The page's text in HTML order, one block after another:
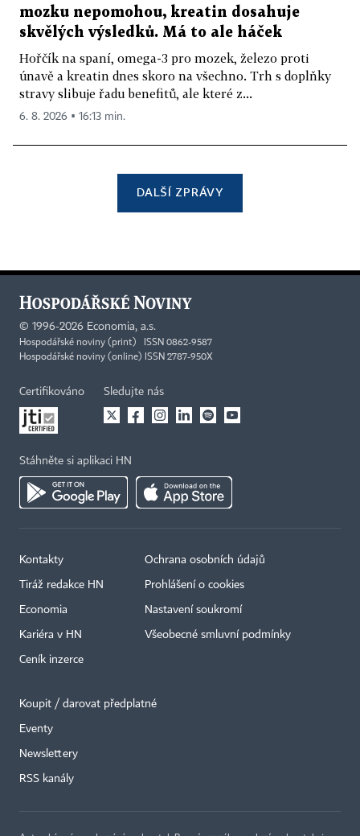
mozku nepomohou, kreatin dosahuje
skvělých výsledků. Má to ale háček
Hořčík na spaní, omega-3 pro mozek, železo proti
únavě a kreatin dnes skoro na všechno. Trh s doplňky
stravy slibuje řadu benefitů, ale které z...
6. 8. 2026 ▪ 16:13 min.
DALŠÍ ZPRÁVY
© 1996-2026 Economia, a.s.
Hospodářské noviny (print) ISSN 0862-9587
Hospodářské noviny (online) ISSN 2787-950X
Certifikováno Sledujte nás
Stáhněte si aplikaci HN
Kontakty
Tiráž redakce HN
Economia
Kariéra v HN
Ceník inzerce
Ochrana osobních údajů
Prohlášení o cookies
Nastavení soukromí
Všeobecné smluvní podmínky
Koupit / darovat předplatné
Eventy
Newslettery
RSS kanály